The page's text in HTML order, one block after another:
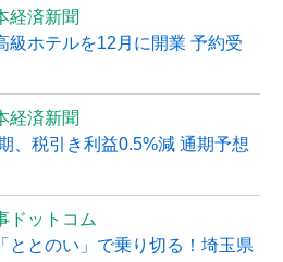
経済新聞
級ホテルを12月に開業 予約受
経済新聞
、税引き利益0.5%減 通期予想
ドットコム
ととのい」で乗り切る！埼玉県